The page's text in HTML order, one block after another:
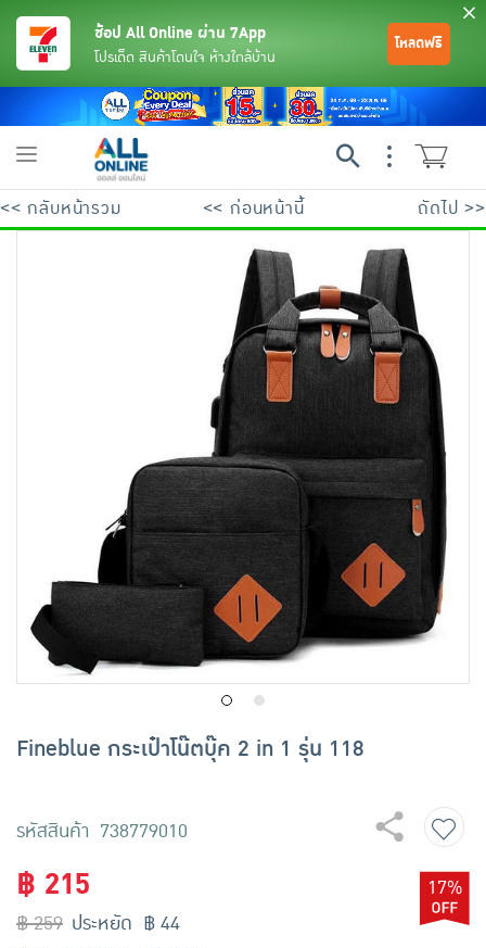
เครื่องปรุงรสและของแห้ง
ขนมขบเคี้ยว และช็อคโกแลต
อาหารสด ผัก ผลไม้และเบเกอรี่
ช้อป All Online ผ่าน 7App
โปรเด็ด สินค้าโดนใจ ห้างใกล้บ้าน
โหลดฟรี
Toggle
<< กลับหน้ารวม << ก่อนหน้านี้ ถัดไป >>
Fineblue กระเป๋าโน๊ตบุ๊ค 2 in 1 รุ่น 118
รหัสสินค้า 738779010
฿ 215
฿ 259
17%
ประหยัด ฿ 44